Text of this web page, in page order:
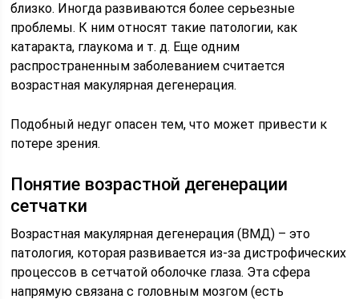
близко. Иногда развиваются более серьезные
проблемы. К ним относят такие патологии, как
катаракта, глаукома и т. д. Еще одним
распространенным заболеванием считается
возрастная макулярная дегенерация.
Подобный недуг опасен тем, что может привести к
потере зрения.
Понятие возрастной дегенерации
сетчатки
Возрастная макулярная дегенерация (ВМД) – это
патология, которая развивается из-за дистрофических
процессов в сетчатой оболочке глаза. Эта сфера
напрямую связана с головным мозгом (есть